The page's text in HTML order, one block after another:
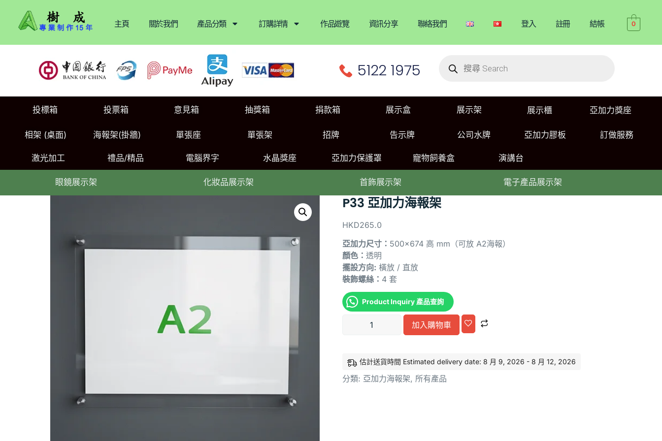
主頁 關於我們 產品分類 訂購詳情 作品遊覽 資訊分享 聯絡我們 登入 註冊 結帳 0
5122 1975
投標箱 投票箱 意見箱 抽獎箱 捐款箱 展示盒 展示架 展示櫃 亞加力獎座
相架 (桌面) 海報架(掛牆) 單張座 單張架 招牌 告示牌 公司水牌 亞加力膠板 訂做服務
激光加工 禮品/精品 電腦界字 水晶獎座 亞加力保護罩 寵物飼養盒 演講台
眼鏡展示架 化妝品展示架 首飾展示架 電子產品展示架
P33 亞加力海報架
HKD265.0
亞加力尺寸： 500×674 高 mm（可放 A2海報）
顏色： 透明
擺設方向: 橫放 / 直放
裝飾螺絲： 4 套
Product Inquiry 產品查詢
加入購物車
估計送貨時間 Estimated delivery date: 8 月 9, 2026 - 8 月 12, 2026
分類: 亞加力海報架, 所有產品